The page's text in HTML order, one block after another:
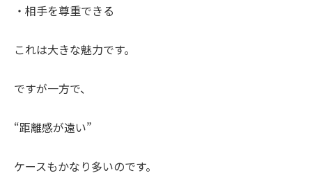
・相手を尊重できる
これは大きな魅力です。
ですが一方で、
“距離感が遠い”
ケースもかなり多いのです。